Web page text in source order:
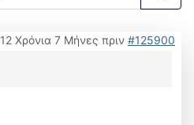
12 Χρόνια 7 Μήνες πριν #125900